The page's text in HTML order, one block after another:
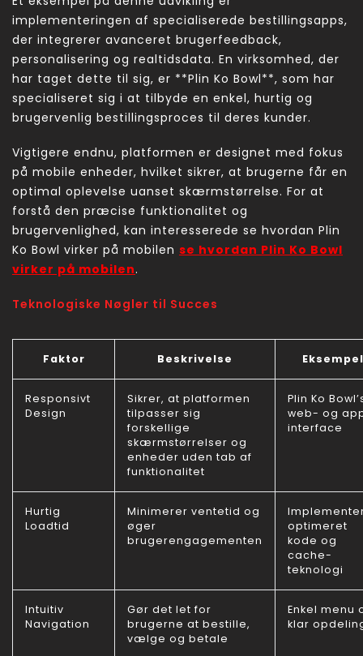
implementeringen af specialiserede bestillingsapps,
der integrerer avanceret brugerfeedback,
personalisering og realtidsdata. En virksomhed, der
har taget dette til sig, er **Plin Ko Bowl**, som har
specialiseret sig i at tilbyde en enkel, hurtig og
brugervenlig bestillingsproces til deres kunder.
Vigtigere endnu, platformen er designet med fokus
på mobile enheder, hvilket sikrer, at brugerne får en
optimal oplevelse uanset skærmstørrelse. For at
forstå den præcise funktionalitet og
brugervenlighed, kan interesserede se hvordan Plin
Ko Bowl virker på mobilen se hvordan Plin Ko Bowl
virker på mobilen.
Teknologiske Nøgler til Succes
Faktor Beskrivelse Eksempel
Responsivt
Design
Sikrer, at platformen
tilpasser sig
forskellige
skærmstørrelser og
enheder uden tab af
funktionalitet
Plin Ko
web- og
interface
Hurtig
Loadtid
Minimerer ventetid og
øger
brugerengagementen
optimeret
kode og
cache-
teknologi
Intuitiv
Navigation
Gør det let for
brugerne at bestille,
vælge og betale
Enkel menu
klar